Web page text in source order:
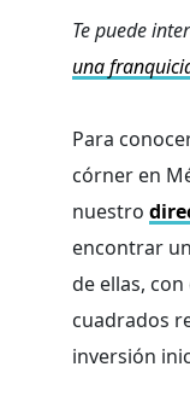
Te puede
una
Para
córner en
nuestro
encontrar
de ellas,
cuadrados
inversión